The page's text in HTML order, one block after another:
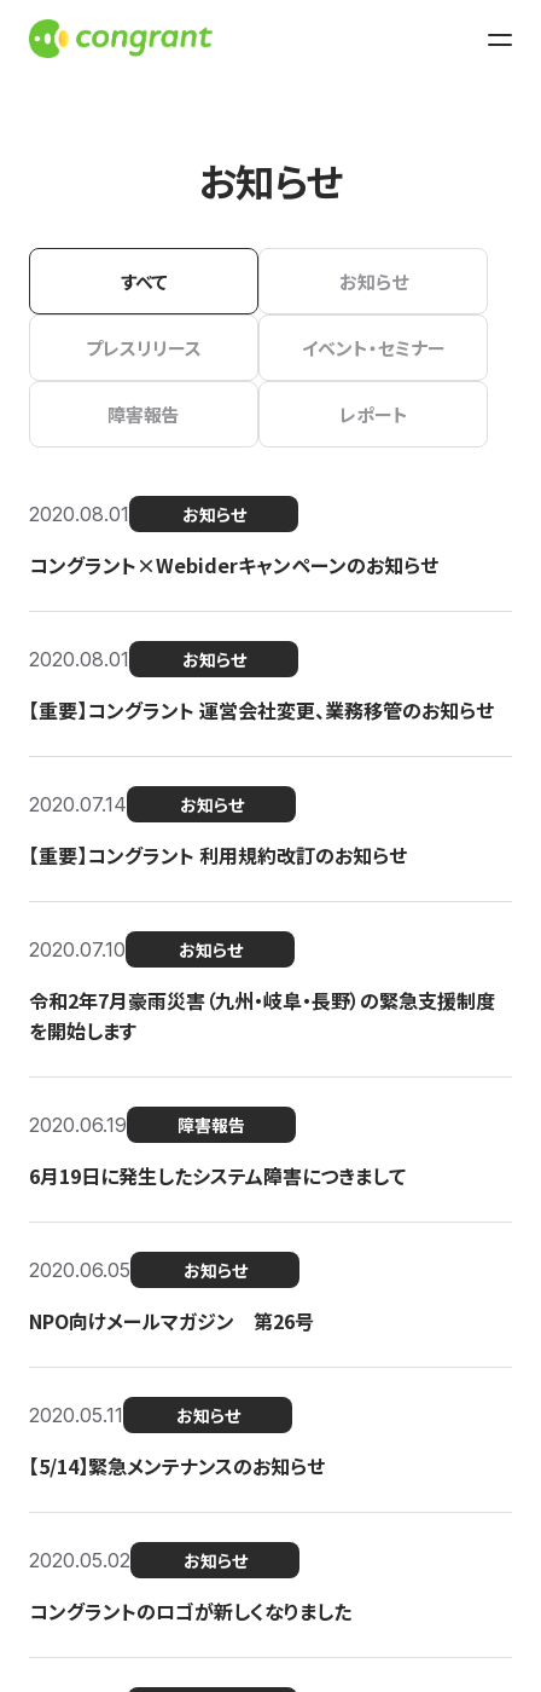
お知らせ
すべて お知らせ
プレスリリース イベント・セミナー
障害報告 レポート
2020.08.01 お知らせ
コングラント×Webiderキャンペーンのお知らせ
2020.08.01 お知らせ
【重要】コングラント 運営会社変更、業務移管のお知らせ
2020.07.14 お知らせ
【重要】コングラント 利用規約改訂のお知らせ
2020.07.10 お知らせ
令和2年7月豪雨災害（九州・岐阜・長野）の緊急支援制度
を開始します
2020.06.19 障害報告
6月19日に発生したシステム障害につきまして
2020.06.05 お知らせ
NPO向けメールマガジン 第26号
2020.05.11 お知らせ
【5/14】緊急メンテナンスのお知らせ
2020.05.02 お知らせ
コングラントのロゴが新しくなりました